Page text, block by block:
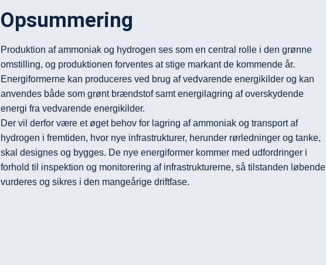
Opsummering
Produktion af ammoniak og hydrogen ses som en central rolle i den grønne
omstilling, og produktionen forventes at stige markant de kommende år.
Energiformerne kan produceres ved brug af vedvarende energikilder og kan
anvendes både som grønt brændstof samt energilagring af overskydende
energi fra vedvarende energikilder.
Der vil derfor være et øget behov for lagring af ammoniak og transport af
hydrogen i fremtiden, hvor nye infrastrukturer, herunder rørledninger og tanke,
skal designes og bygges. De nye energiformer kommer med udfordringer i
forhold til inspektion og monitorering af infrastrukturerne, så tilstanden løbende
vurderes og sikres i den mangeårige driftfase.